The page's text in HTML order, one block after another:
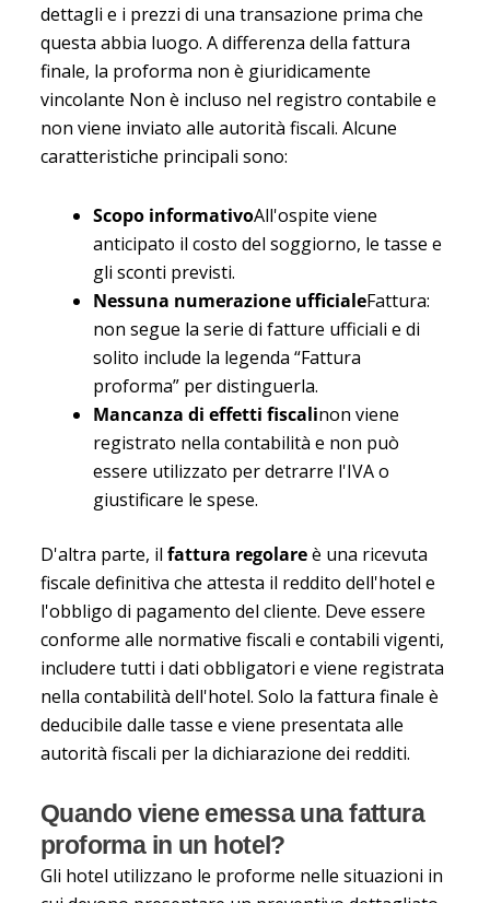
dettagli e i prezzi di una transazione prima che
questa abbia luogo. A differenza della fattura
finale, la proforma non è giuridicamente
vincolante Non è incluso nel registro contabile e
non viene inviato alle autorità fiscali. Alcune
caratteristiche principali sono:
Scopo informativoAll'ospite viene
anticipato il costo del soggiorno, le tasse e
gli sconti previsti.
Nessuna numerazione ufficialeFattura:
non segue la serie di fatture ufficiali e di
solito include la legenda “Fattura
proforma” per distinguerla.
Mancanza di effetti fiscalinon viene
registrato nella contabilità e non può
essere utilizzato per detrarre l'IVA o
giustificare le spese.
D'altra parte, il fattura regolareè una ricevuta
fiscale definitiva che attesta il reddito dell'hotel e
l'obbligo di pagamento del cliente. Deve essere
conforme alle normative fiscali e contabili vigenti,
includere tutti i dati obbligatori e viene registrata
nella contabilità dell'hotel. Solo la fattura finale è
deducibile dalle tasse e viene presentata alle
autorità fiscali per la dichiarazione dei redditi.
Quando viene emessa una fattura
proforma in un hotel?
Gli hotel utilizzano le proforme nelle situazioni in